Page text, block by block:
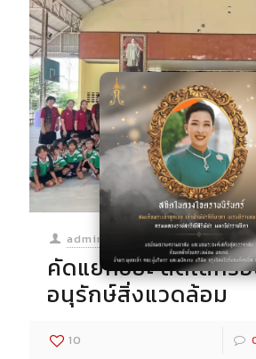
admin 08/02/2025
คัดแยกขยะ ลดโลกร้
อนุรักษ์สิ่งแวดล้อม
10